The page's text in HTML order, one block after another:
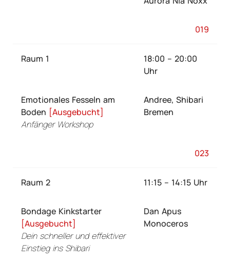
019
Raum 1
18:00 – 20:00
Uhr
Emotionales Fesseln am
Boden [Ausgebucht]
Anfänger Workshop
Andree, Shibari
Bremen
023
Raum 2 11:15 – 14:15 Uhr
Bondage Kinkstarter
[Ausgebucht]
Dein schneller und effektiver
Einstieg ins Shibari
Dan Apus
Monoceros